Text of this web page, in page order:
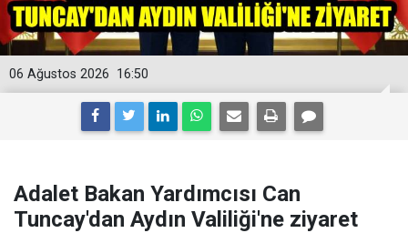
16:50
06 Ağustos 2026
Adalet Bakan Yardımcısı Can
Tuncay'dan Aydın Valiliği'ne ziyaret